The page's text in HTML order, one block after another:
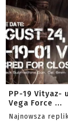
PP-19 Vityaz-
Vega Force ...
Najnowsza